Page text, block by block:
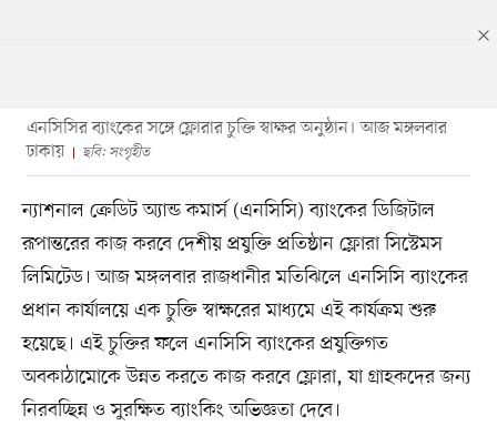
এনসিসির ব্যাংকের সঙ্গে ফ্লোরার চুক্তি স্বাক্ষর অনুষ্ঠান। আজ মঙ্গলবার
ঢাকায়
ছবি: সংগৃহীত
ন্যাশনাল ক্রেডিট অ্যান্ড কমার্স (এনসিসি) ব্যাংকের ডিজিটাল
রূপান্তরের কাজ করবে দেশীয় প্রযুক্তি প্রতিষ্ঠান ফ্লোরা সিস্টেমস
লিমিটেড। আজ মঙ্গলবার রাজধানীর মতিঝিলে এনসিসি ব্যাংকের
প্রধান কার্যালয়ে এক চুক্তি স্বাক্ষরের মাধ্যমে এই কার্যক্রম শুরু
হয়েছে। এই চুক্তির ফলে এনসিসি ব্যাংকের প্রযুক্তিগত
অবকাঠামোকে উন্নত করতে কাজ করবে ফ্লোরা, যা গ্রাহকদের জন্য
নিরবচ্ছিন্ন ও সুরক্ষিত ব্যাংকিং অভিজ্ঞতা দেবে।